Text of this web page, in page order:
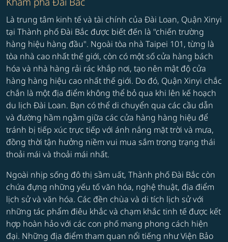
Là trung tâm kinh tế và tài chính của Đài Loan, Quận Xinyi
tại Thành phố Đài Bắc được biết đến là "chiến trường
hàng hiệu hàng đầu". Ngoài tòa nhà Taipei 101, từng là
tòa nhà cao nhất thế giới, còn có một số cửa hàng bách
hóa và nhà hàng rải rác khắp nơi, tạo nên mật độ cửa
hàng hàng hiệu cao nhất thế giới. Do đó, Quận Xinyi chắc
chắn là một địa điểm không thể bỏ qua khi lên kế hoạch
du lịch Đài Loan. Bạn có thể di chuyển qua các cầu dẫn
và đường hầm ngầm giữa các cửa hàng hàng hiệu để
tránh bị tiếp xúc trực tiếp với ánh nắng mặt trời và mưa,
đồng thời tận hưởng niềm vui mua sắm trong trạng thái
thoải mái và thoải mái nhất.
Ngoài nhịp sống đô thị sầm uất, Thành phố Đài Bắc còn
chứa đựng những yếu tố văn hóa, nghệ thuật, địa điểm
lịch sử và văn hóa. Các đền chùa và di tích lịch sử với
những tác phẩm điêu khắc và chạm khắc tinh tế được kết
hợp hoàn hảo với các con phố mang phong cách hiện
đại. Những địa điểm tham quan nổi tiếng như Viện Bảo